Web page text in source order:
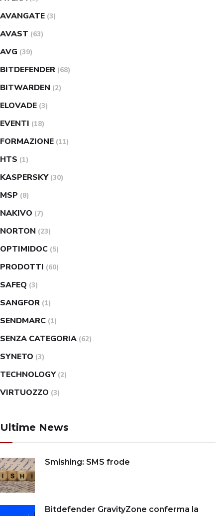
AVANGATE (3)
AVAST (63)
AVG (39)
BITDEFENDER (68)
BITWARDEN (2)
ELOVADE (3)
EVENTI (18)
FORMAZIONE (11)
HTS (1)
KASPERSKY (30)
MSP (8)
NAKIVO (7)
NORTON (23)
OPTIMIDOC (5)
PRODOTTI (60)
SAFEQ (3)
SANGFOR (1)
SENDMARC (1)
SENZA CATEGORIA (62)
SYNETO (3)
TECHNOLOGY (2)
VIRTUOZZO (3)
Ultime News
Smishing: SMS frode
Bitdefender GravityZone conferma la